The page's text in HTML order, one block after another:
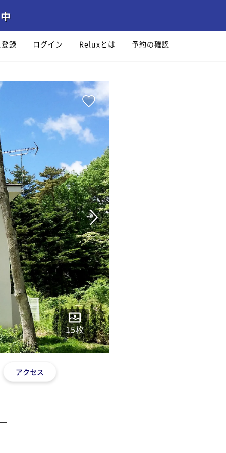
録 ログイン Reluxとは 予約の確認
15枚
アクセス